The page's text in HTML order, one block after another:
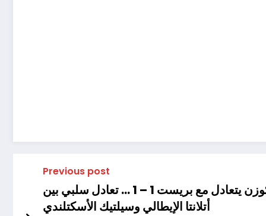
Previous post
، جالطة سراي يتخطى إيلفسبورج السويدي 3/4 في مباراة مثيرة في الدوري الأوروبي … باير ليفركوزن يتعادل مع بريست 1 – 1 … تعادل سلبي بين
أتلانتا الإيطالي وسيلتيك الأسكتلندي